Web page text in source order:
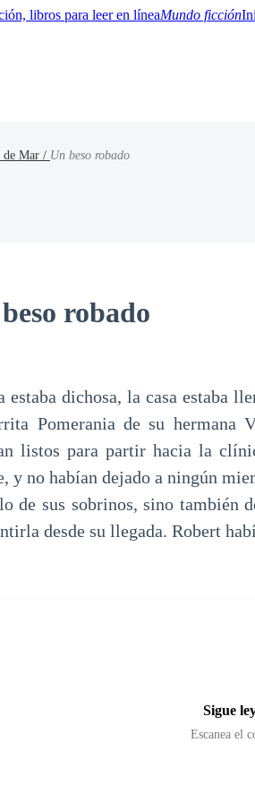
Mundo ficción
de Mar / Un beso robado
robado
estaba dichosa, la casa estaba
Pomerania de su hermana
listos para partir hacia la
y no habían dejado a ningún
de sus sobrinos, sino también
desde su llegada. Robert
Sigue
Escanea el